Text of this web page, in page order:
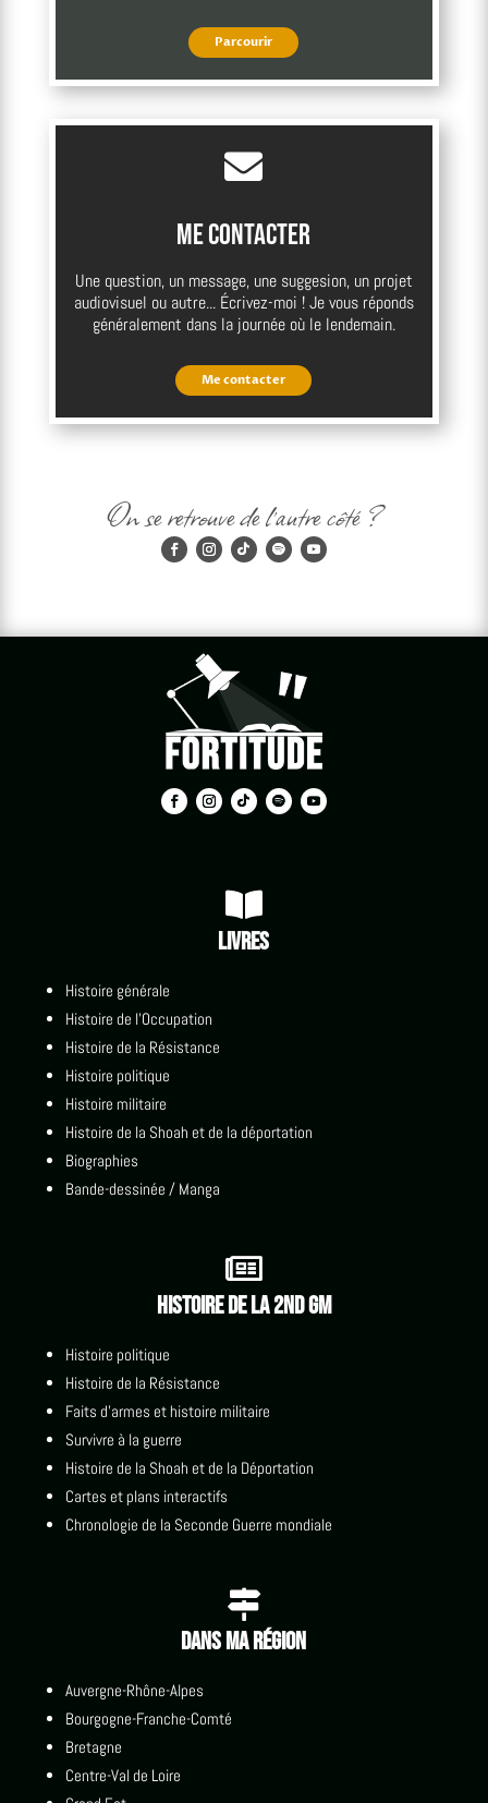
Parcourir

Me contacter
Une question, un message, une suggesion, un projet
audiovisuel ou autre... Écrivez-moi ! Je vous réponds
généralement dans la journée où le lendemain.
Me contacter
On se retrouve de l'autre côté ?

Livres
Histoire générale
Histoire de l'Occupation
Histoire de la Résistance
Histoire politique
Histoire militaire
Histoire de la Shoah et de la déportation
Biographies
Bande-dessinée / Manga

Histoire de la 2nd GM
Histoire politique
Histoire de la Résistance
Faits d'armes et histoire militaire
Survivre à la guerre
Histoire de la Shoah et de la Déportation
Cartes et plans interactifs
Chronologie de la Seconde Guerre mondiale

Dans ma région
Auvergne-Rhône-Alpes
Bourgogne-Franche-Comté
Bretagne
Centre-Val de Loire